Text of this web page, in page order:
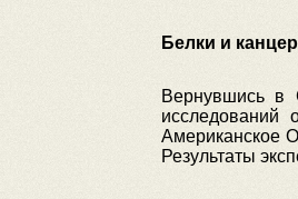
Белки и
Вернувшись в
исследований
Американское
Результаты